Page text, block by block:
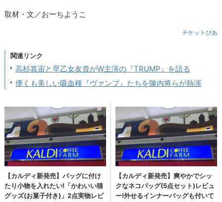
取材・文／おーちようこ
チケットぴあ
関連リンク
高杉真宙と早乙女友貴がW主演の『TRUMP』を語る
儚くも美しい吸血種『ヴァンプ』たちを陳内将らが熱演